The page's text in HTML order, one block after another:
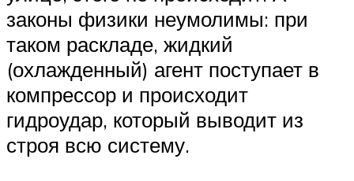
законы физики неумолимы: при
таком раскладе, жидкий
(охлажденный) агент поступает в
компрессор и происходит
гидроудар, который выводит из
строя всю систему.